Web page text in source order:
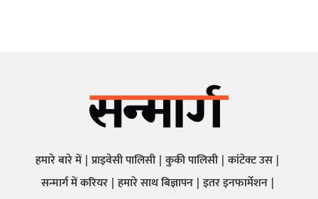
हमारे बारे में प्राइवेसी पालिसी कुकी पालिसी कांटेक्ट उस
सन्मार्ग में करियर हमारे साथ बिज्ञापन इतर इनफार्मेशन